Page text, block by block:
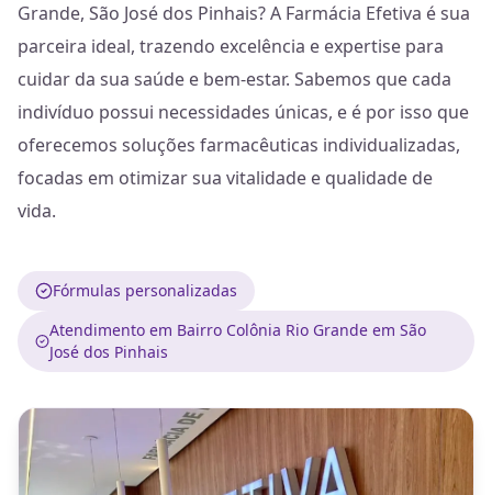
Grande, São José dos Pinhais? A Farmácia Efetiva é sua
parceira ideal, trazendo excelência e expertise para
cuidar da sua saúde e bem-estar. Sabemos que cada
indivíduo possui necessidades únicas, e é por isso que
oferecemos soluções farmacêuticas individualizadas,
focadas em otimizar sua vitalidade e qualidade de
vida.
Fórmulas personalizadas
Atendimento em Bairro Colônia Rio Grande em São
José dos Pinhais